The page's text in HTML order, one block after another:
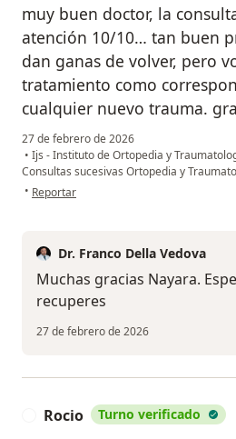
muy buen doctor, la
atención 10/10… tan buen
dan ganas de volver, pero
tratamiento como
cualquier nuevo trauma.
27 de febrero de 2026
• Ijs - Instituto de Ortopedia y
Consultas sucesivas Ortopedia y
• en opinión del usuario nayara
Reportar
Dr. Franco Della Vedova
Muchas gracias Nayara.
recuperes
27 de febrero de 2026
Rocio Turno verificado